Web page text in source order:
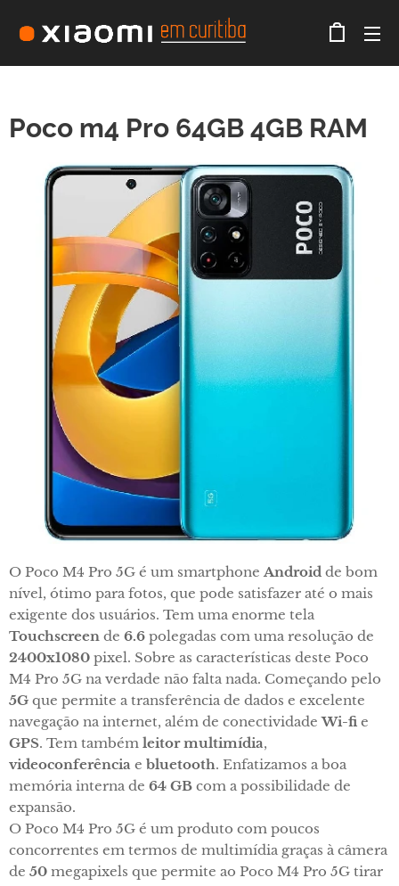
Poco m4 Pro 64GB 4GB RAM
O Poco M4 Pro 5G é um smartphoneAndroid de bom
nível, ótimo para fotos, que pode satisfazer até o mais
exigente dos usuários. Tem uma enorme tela
Touchscreen de 6.6 polegadas com uma resolução de
2400x1080 pixel. Sobre as características deste Poco
M4 Pro 5G na verdade não falta nada. Começando pelo
5G que permite a transferência de dados e excelente
navegação na internet, além de conectividadeWi-fi e
GPS. Tem também leitor multimídia,
videoconferência e bluetooth. Enfatizamos a boa
memória interna de 64 GB com a possibilidade de
expansão.
O Poco M4 Pro 5G é um produto com poucos
concorrentes em termos de multimídia graças à câmera
de 50 megapixels que permite ao Poco M4 Pro 5G tirar